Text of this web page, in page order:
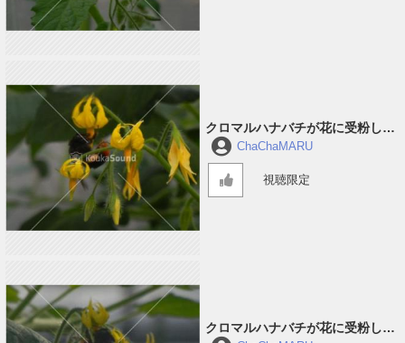
クロマルハナバチが花に受粉して
回っている音 #2
ChaChaMARU
視聴限定
クロマルハナバチが花に受粉して